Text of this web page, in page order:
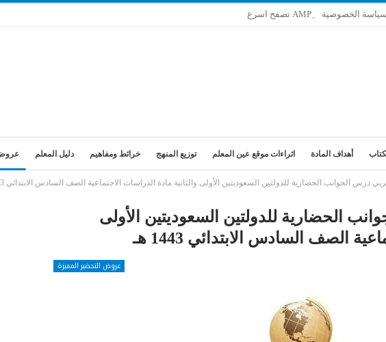
سياسة الخصوصية
أهداف المادة اثراءات موقع عين المعلم توزيع المنهج خرائط ومفاهيم دليل المعلم عروض
درس الجوانب الحضارية للدولتين السعوديتين الأولى والثانية مادة الدراسات الاجتماعية الصف السادس الابتدائي 1443 هـ
الحضارية للدولتين السعوديتين الأولى
الصف السادس الابتدائي 1443 هـ
عروض التحضير المميزة